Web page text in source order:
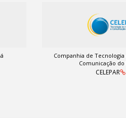
Companhia de
Comunicação do
CELEPAR